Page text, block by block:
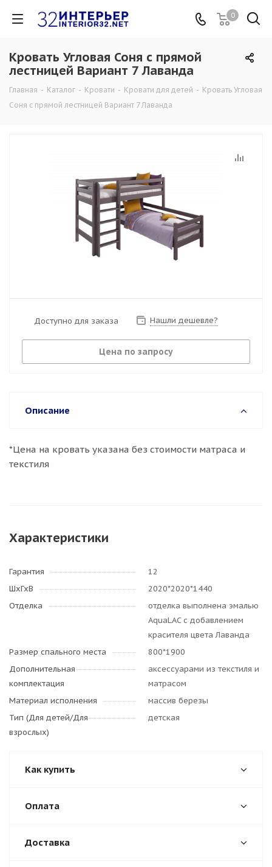
0
Кровать Угловая Соня с прямой
лестницей Вариант 7 Лаванда
Главная - Каталог - Кровати - Кровати для детей - Кровать Угловая
Соня с прямой лестницей Вариант 7 Лаванда
Доступно для заказа Нашли дешевле?
Цена по запросу
Описание
*Цена на кровать указана без стоимости матраса и
текстиля
Характеристики
Гарантия
12
ШхГхВ
2020*2020*1440
Отделка
отделка выполнена эмалью
AquaLAC с добавлением
красителя цвета Лаванда
Размер спального места
800*1900
Дополнительная
комплектация
аксессуарами из текстиля и
матрасом
Материал исполнения
массив березы
Тип (Для детей/Для
взрослых)
детская
Как купить
Оплата
Доставка